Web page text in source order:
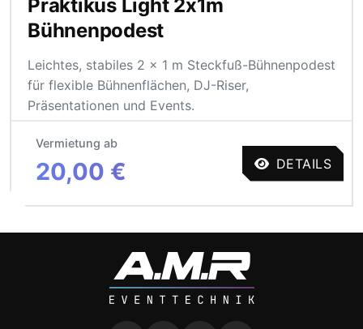
Praktikus Light 2x1m
Bühnenpodest
Leichtes, stabiles 2 × 1 m Steckfuß-Bühnenpodest
für flexible Bühnenflächen, DJ-Riser,
Präsentationen und Events.
Vermietung ab
20,00 € DETAILS